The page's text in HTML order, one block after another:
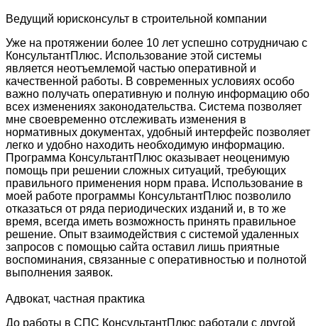
Ведущий юрисконсульт в строительной компании
Уже на протяжении более 10 лет успешно сотрудничаю с
КонсультантПлюс. Использование этой системы
является неотъемлемой частью оперативной и
качественной работы. В современных условиях особо
важно получать оперативную и полную информацию обо
всех изменениях законодательства. Система позволяет
мне своевременно отслеживать изменения в
нормативных документах, удобный интерфейс позволяет
легко и удобно находить необходимую информацию.
Программа КонсультантПлюс оказывает неоценимую
помощь при решении сложных ситуаций, требующих
правильного применения норм права. Использование в
моей работе программы КонсультантПлюс позволило
отказаться от ряда периодических изданий и, в то же
время, всегда иметь возможность принять правильное
решение. Опыт взаимодействия с системой удаленных
запросов с помощью сайта оставил лишь приятные
воспоминания, связанные с оперативностью и полнотой
выполнения заявок.
Адвокат, частная практика
До работы в СПС КонсультантПлюс работали с другой